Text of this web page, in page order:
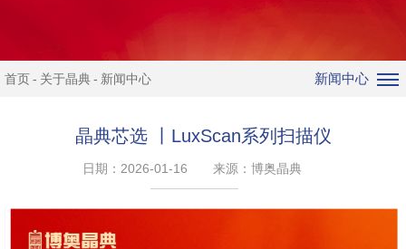
首页 关于晶典 新闻中心 新闻中心
晶典芯选 丨LuxScan系列扫描仪
日期：2026-01-16 来源：博奥晶典